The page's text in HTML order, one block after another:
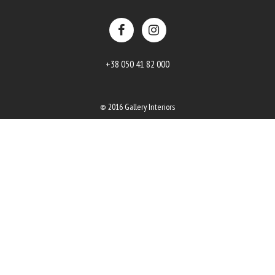
+38 050 41 82 000
© 2016 Gallery Interiors